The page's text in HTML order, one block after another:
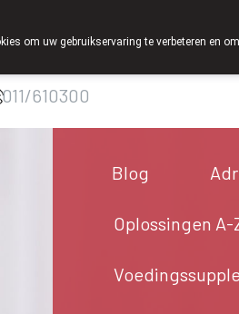
Meysen
011/610300
Blog
Oplossingen A-
om uw gebruikservaring te verbeteren en